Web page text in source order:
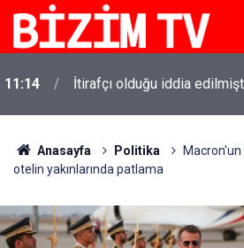
11:14 İtirafçı olduğu iddia
Anasayfa Politika
Macron'un
otelin yakınlarında patlama